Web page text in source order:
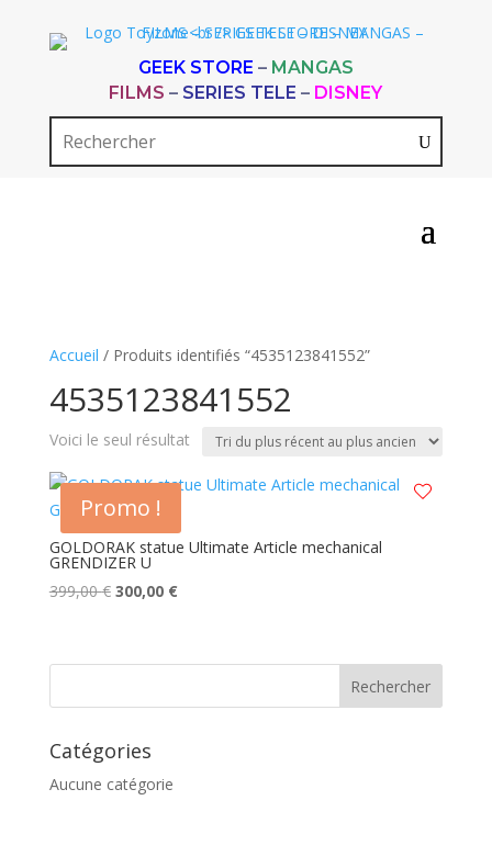
GEEK STORE – MANGAS
FILMS – SERIES TELE – DISNEY
Accueil / Produits identifiés “4535123841552”
4535123841552
Voici le seul résultat
Promo !
GOLDORAK statue Ultimate Article mechanical
GRENDIZER U
399,00€ Le
était :
300,00 €Le
est :
Catégories
Aucune catégorie